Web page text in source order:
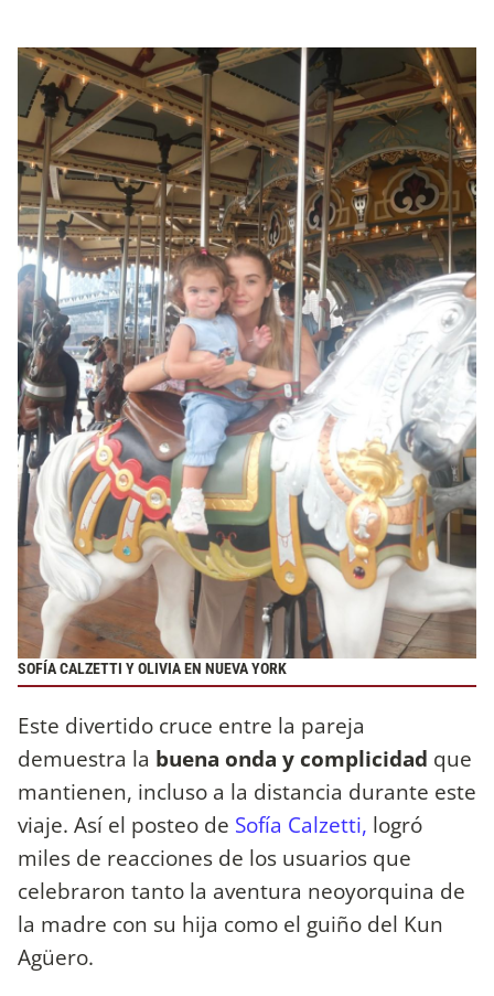
SOFÍA CALZETTI Y OLIVIA EN NUEVA YORK
Este divertido cruce entre la pareja
demuestra la buena onda y complicidad que
mantienen, incluso a la distancia durante este
viaje. Así el posteo de Sofía Calzetti, logró
miles de reacciones de los usuarios que
celebraron tanto la aventura neoyorquina de
la madre con su hija como el guiño del Kun
Agüero.